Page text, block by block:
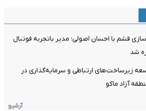
قشم با احسان اصولی؛ مدیر باتجربه فوتبال
شد
زیرساخت‌های ارتباطی و سرمایه‌گذاری در
آزاد ماکو
آرشیو